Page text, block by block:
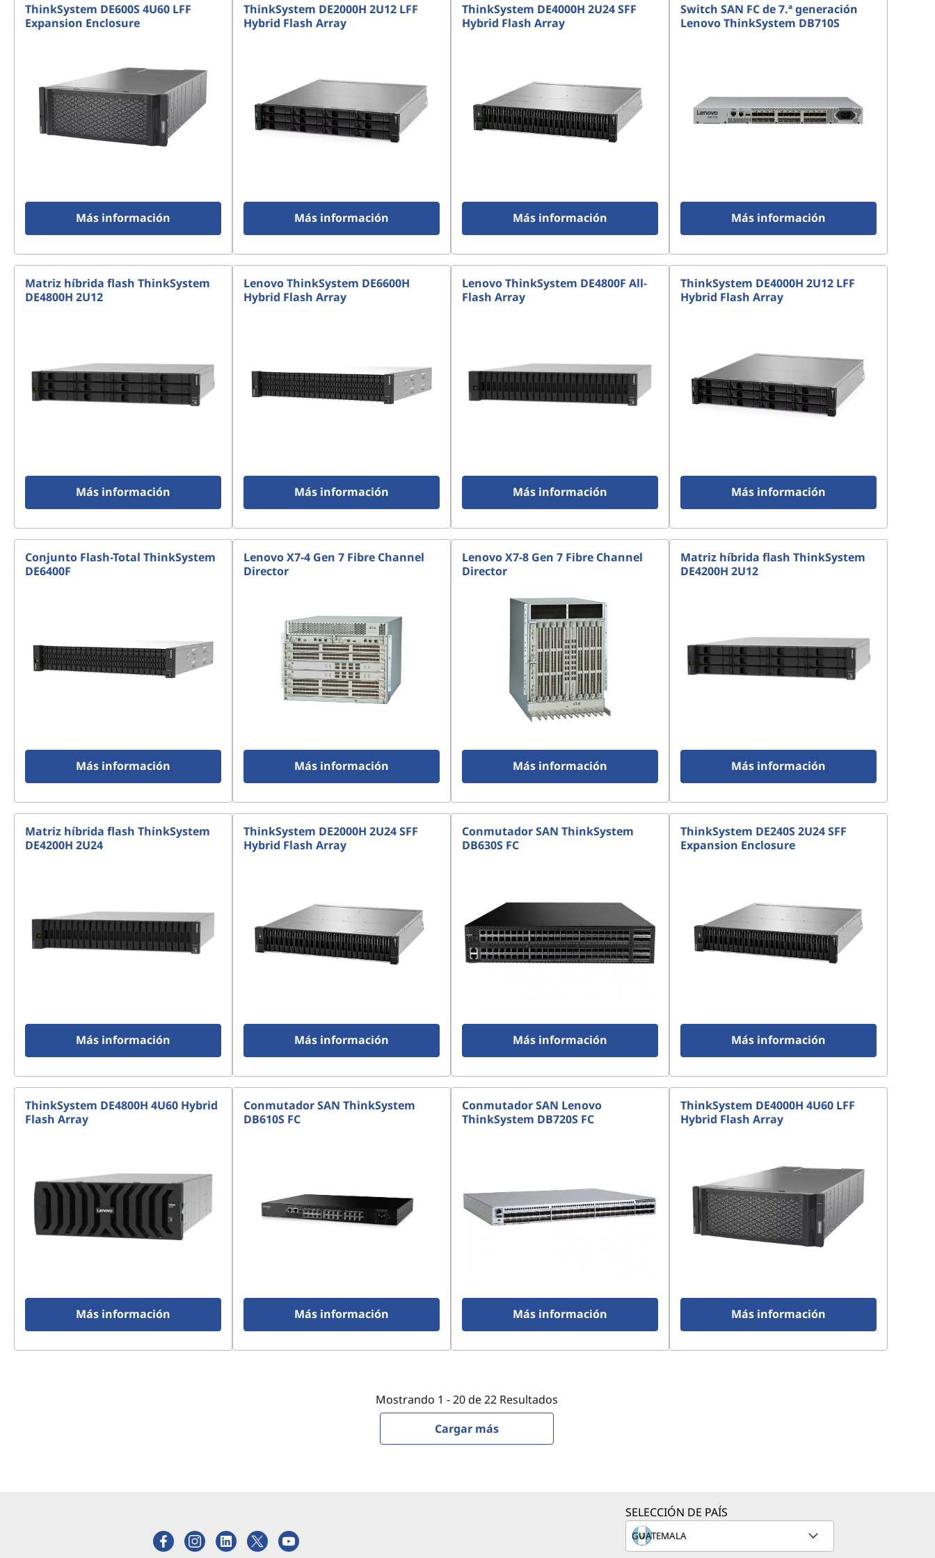
h
ThinkSystem DE600S 4U60 LFF
Expansion Enclosure
Más información
ThinkSystem DE2000H 2U12 LFF
Hybrid Flash Array
Más información
ThinkSystem DE4000H 2U24 SFF
Hybrid Flash Array
Más información
Switch SAN FC de 7.ª generación
Lenovo ThinkSystem DB710S
Más información
Matriz híbrida flash ThinkSystem
DE4800H 2U12
Más información
Lenovo ThinkSystem DE6600H
Hybrid Flash Array
Más información
Lenovo ThinkSystem DE4800F All-
Flash Array
Más información
ThinkSystem DE4000H 2U12 LFF
Hybrid Flash Array
Más información
Conjunto Flash-Total ThinkSystem
DE6400F
Más información
Lenovo X7-4 Gen 7 Fibre Channel
Director
Más información
Lenovo X7-8 Gen 7 Fibre Channel
Director
Más información
Matriz híbrida flash ThinkSystem
DE4200H 2U12
Más información
Matriz híbrida flash ThinkSystem
DE4200H 2U24
Más información
ThinkSystem DE2000H 2U24 SFF
Hybrid Flash Array
Más información
Conmutador SAN ThinkSystem
DB630S FC
Más información
ThinkSystem DE240S 2U24 SFF
Expansion Enclosure
Más información
ThinkSystem DE4800H 4U60 Hybrid
Flash Array
Más información
Conmutador SAN ThinkSystem
DB610S FC
Más información
Conmutador SAN Lenovo
ThinkSystem DB720S FC
Más información
ThinkSystem DE4000H 4U60 LFF
Hybrid Flash Array
Más información
Mostrando 1 -20 de 22 Resultados
Cargar más
SELECCIÓN DE PAÍS